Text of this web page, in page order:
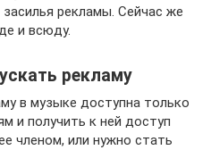
рекламы. Сейчас же
и всюду.
рекламу
в музыке доступна только
и получить к ней доступ
членом, или нужно стать